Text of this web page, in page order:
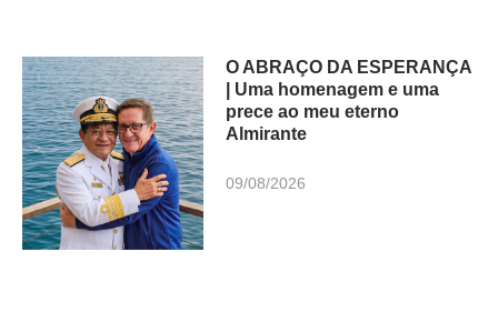
O ABRAÇO DA ESPERANÇA
| Uma homenagem e uma
prece ao meu eterno
Almirante
09/08/2026